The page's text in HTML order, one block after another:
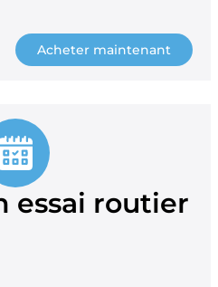
Acheter maintenant
essai routier